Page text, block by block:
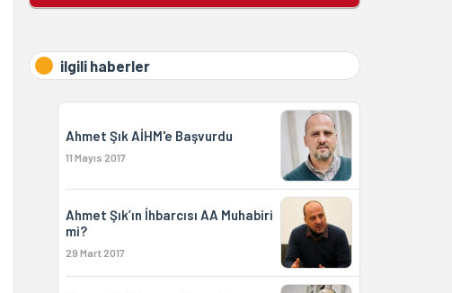
ilgili haberler
Ahmet Şık AİHM'e Başvurdu
11 Mayıs 2017
Ahmet Şık’ın İhbarcısı AA Muhabiri
mi?
29 Mart 2017